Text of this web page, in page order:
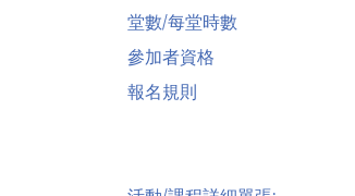
堂數/每堂時數
參加者資格
報名規則